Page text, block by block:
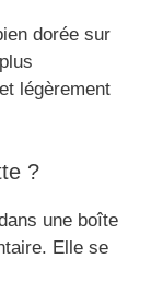
dorée sur
légèrement
?
une boîte
Elle se